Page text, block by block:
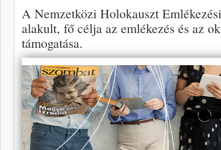
A Nemzetközi Holokauszt
alakult, fő célja az emlékezés és az
támogatása.